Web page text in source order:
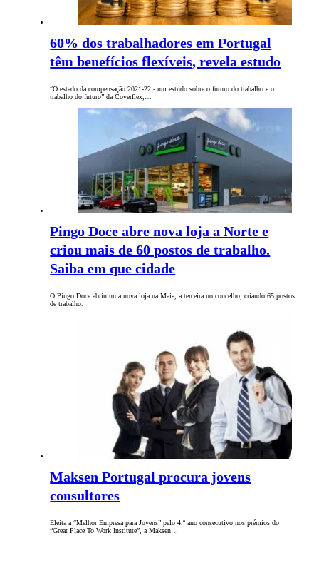
60% dos trabalhadores em Portugal
têm benefícios flexíveis, revela estudo
“O estado da compensação 2021-22 - um estudo sobre o futuro do trabalho e o
trabalho do futuro” da Coverflex,…
Pingo Doce abre nova loja a Norte e
criou mais de 60 postos de trabalho.
Saiba em que cidade
O Pingo Doce abriu uma nova loja na Maia, a terceira no concelho, criando 65 postos
de trabalho.
Maksen Portugal procura jovens
consultores
Eleita a “Melhor Empresa para Jovens” pelo 4.º ano consecutivo nos prémios do
“Great Place To Work Institute”, a Maksen…